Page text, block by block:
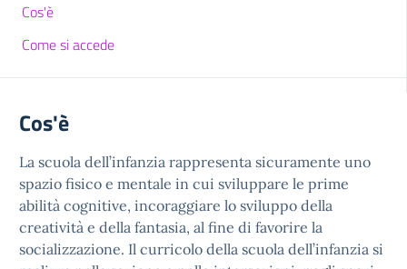
Cos'è
Come si accede
Cos'è
La scuola dell’infanzia rappresenta sicuramente uno
spazio fisico e mentale in cui sviluppare le prime
abilità cognitive, incoraggiare lo sviluppo della
creatività e della fantasia, al fine di favorire la
socializzazione. Il curricolo della scuola dell’infanzia si